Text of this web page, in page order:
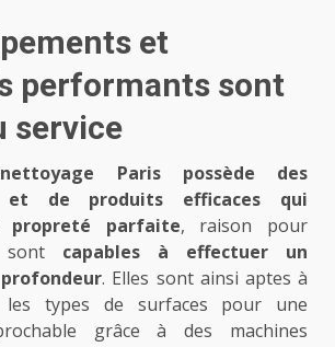
et
performants sont
service
Paris
possède des
et de produits efficaces qui
propreté parfaite, raison pour
sont capables à effectuer un
. Elles sont ainsi aptes à
types de surfaces pour une
grâce à des machines